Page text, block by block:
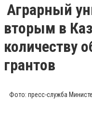
Аграрный
вторым в
количеству
грантов
Фото: пресс-служба